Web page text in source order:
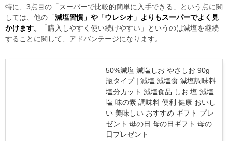
特に、3点目の「スーパーで比較的簡単に入手できる」という点に関
しては、他の「 減塩習慣」や「ウレシオ」よりもスーパーでよく見
かけます。
「購入しやすく使い続けやすい」というのは減塩を継続
することに関して、アドバンテージになります。
50%減塩 減塩しお やさしお 90g
瓶タイプ | 減塩 減塩食 減塩調味料
塩分カット 減塩食品 しお 塩 減塩
塩 味の素 調味料 便利 健康 おいし
い 美味しい おすすめ ギフト プレ
ゼント 母の日 母の日ギフト 母の
日プレゼント